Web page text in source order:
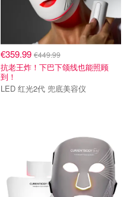
€359.99 €449.99
抗老王炸！下巴下颌线也能照顾
到！
LED 红光2代 兜底美容仪